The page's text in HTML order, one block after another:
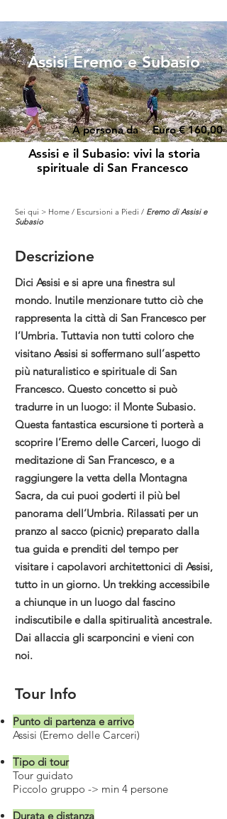
Assisi Eremo e Subasio
A persona da Euro € 160,00
Assisi e il Subasio: vivi la storia
spirituale di San Francesco
Sei qui > Home / Escursioni a Piedi / Eremo di Assisi e
Subasio
Descrizione
Dici Assisi e si apre una finestra sul
mondo. Inutile menzionare tutto ciò che
rappresenta la città di San Francesco per
l’Umbria. Tuttavia non tutti coloro che
visitano Assisi si soffermano sull’aspetto
più naturalistico e spirituale di San
Francesco. Questo concetto si può
tradurre in un luogo: il Monte Subasio.
Questa fantastica escursione ti porterà a
scoprire l’Eremo delle Carceri, luogo di
meditazione di San Francesco, e a
raggiungere la vetta della Montagna
Sacra, da cui puoi goderti il più bel
panorama dell’Umbria. Rilassati per un
pranzo al sacco (picnic) preparato dalla
tua guida e prenditi del tempo per
visitare i capolavori architettonici di Assisi,
tutto in un giorno. Un trekking accessibile
a chiunque in un luogo dal fascino
indiscutibile e dalla spitirualità ancestrale.
Dai allaccia gli scarponcini e vieni con
noi.
Tour Info
Punto di partenza e arrivo
Assisi (Eremo delle Carceri)
Tipo di tour
Tour guidato
Piccolo gruppo -> min 4 persone
Durata e distanza